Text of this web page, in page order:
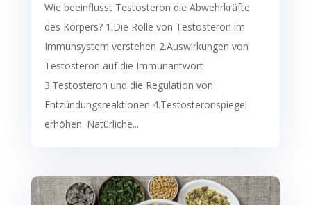
Wie beeinflusst Testosteron die Abwehrkräfte
des Körpers? 1.Die Rolle von Testosteron im
Immunsystem verstehen 2.Auswirkungen von
Testosteron auf die Immunantwort
3.Testosteron und die Regulation von
Entzündungsreaktionen 4.Testosteronspiegel
erhöhen: Natürliche...